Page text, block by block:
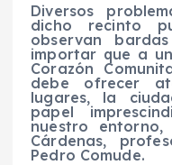
Diversos
dicho recinto
observan
importar que a
Corazón
debe ofrecer
lugares, la
papel
nuestro
Cárdenas,
Pedro Comude.